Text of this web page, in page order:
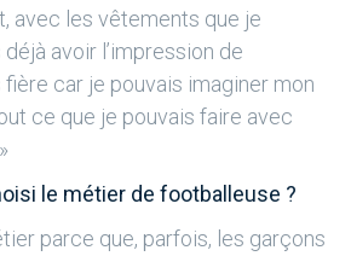
avec les vêtements que je
avoir l’impression de
fière car je pouvais imaginer mon
ce que je pouvais faire avec
le métier de footballeuse ?
parce que, parfois, les garçons